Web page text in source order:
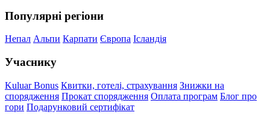
Популярні регіони
Непал Альпи Карпати Європа Ісландія
Учаснику
Kuluar Bonus Квитки, готелі, страхування Знижки на
спорядження Прокат спорядження Оплата програм Блог про
гори Подарунковий сертифікат